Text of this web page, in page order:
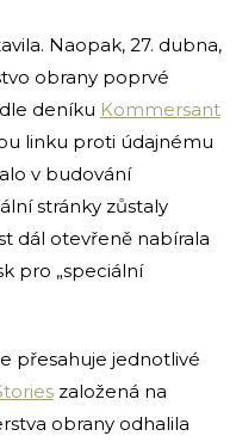
Naopak, 27. dubna,
obrany poprvé
deníku Kommersant
linku proti údajnému
v budování
stránky zůstaly
dál otevřeně nabírala
pro „speciální
přesahuje jednotlivé
založená na
obrany odhalila